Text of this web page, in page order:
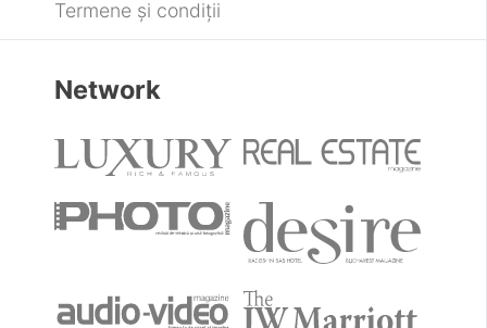
gastronomice în castelele din Europa